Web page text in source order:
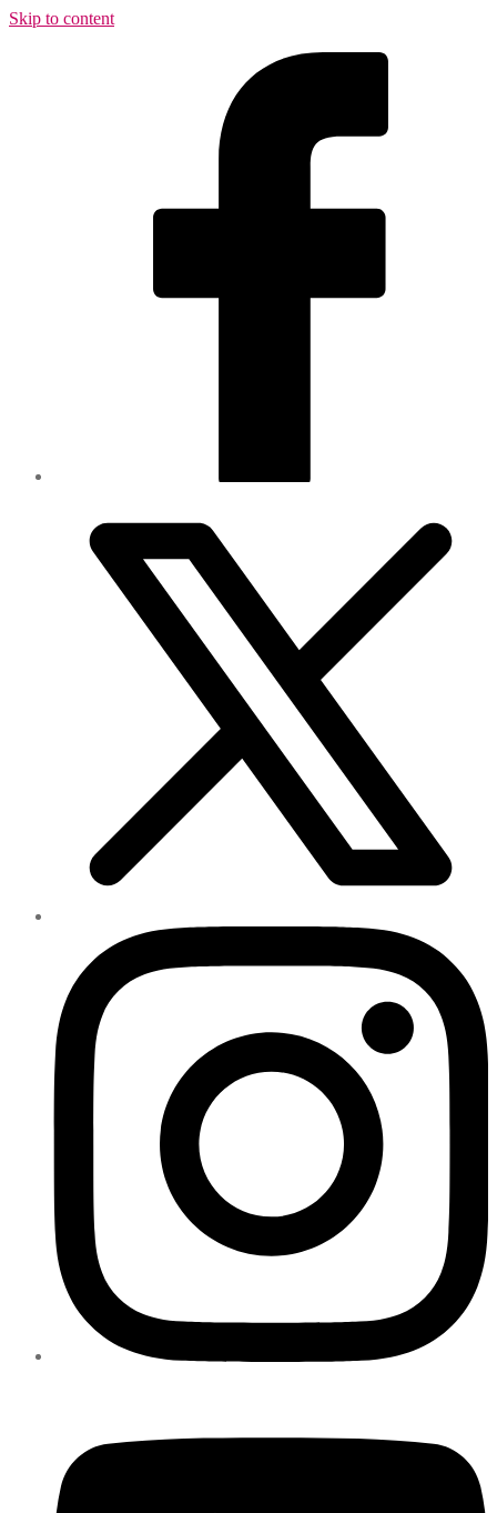
Skip to content